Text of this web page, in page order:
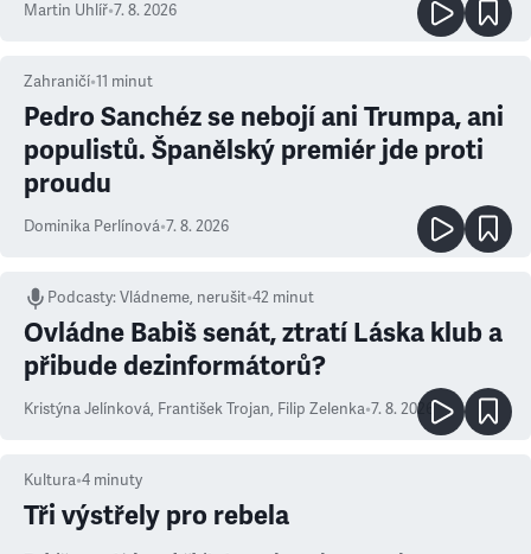
Martin Uhlíř•7. 8. 2026
Zahraničí•11 minut
Pedro Sanchéz se nebojí ani Trumpa, ani
populistů. Španělský premiér jde proti
proudu
Dominika Perlínová•7. 8. 2026
Podcasty:Vládneme, nerušit•42 minut
Ovládne Babiš senát, ztratí Láska klub a
přibude dezinformátorů?
Kristýna Jelínková, František Trojan, Filip Zelenka•7. 8. 2026
Kultura•4 minuty
Tři výstřely pro rebela